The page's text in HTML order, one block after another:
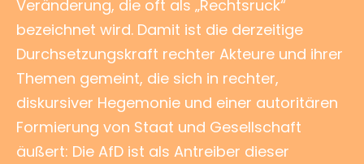
Veränderung, die oft als „Rechtsruck“
bezeichnet wird. Damit ist die derzeitige
Durchsetzungskraft rechter Akteure und ihrer
Themen gemeint, die sich in rechter,
diskursiver Hegemonie und einer autoritären
Formierung von Staat und Gesellschaft
äußert: Die AfD ist als Antreiber dieser